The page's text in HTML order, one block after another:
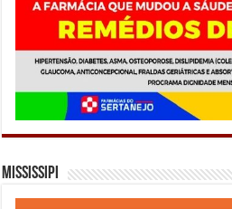
Mississipi